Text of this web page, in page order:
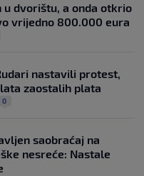
u dvorištu, a onda otkrio
vrijedno 800.000 eura
nastavili protest,
zaostalih plata
0
saobraćaj na
nesreće: Nastale